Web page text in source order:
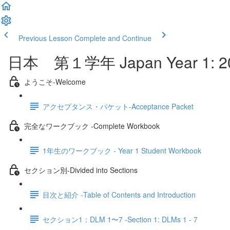
Previous Lesson Complete and Continue
日本 第１学年 Japan Year 1:
ようこそ‐Welcome
アクセプタンス・パケット‐Acceptance Packet
完全なワークブック -Complete Workbook
1年生のワークブック - Year 1 Student Workbook
セクション別‐Divided into Sections
目次と紹介 -Table of Contents and Introduction
セクション1：DLM 1〜7 -Section 1: DLMs 1 - 7